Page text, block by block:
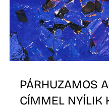
PÁRHUZAMOS
CÍMMEL NYÍLIK